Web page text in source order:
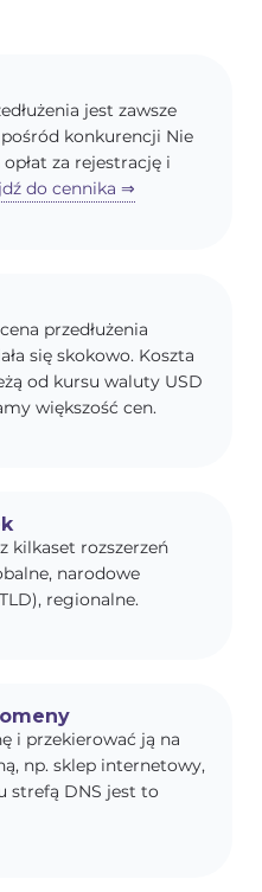
jest zawsze
konkurencji Nie
za rejestrację i
do cennika ⇒
przedłużenia
się skokowo. Koszta
od kursu waluty USD
większość cen.
kilkaset rozszerzeń
narodowe
regionalne.
i przekierować ją na
np. sklep internetowy,
strefą DNS jest to